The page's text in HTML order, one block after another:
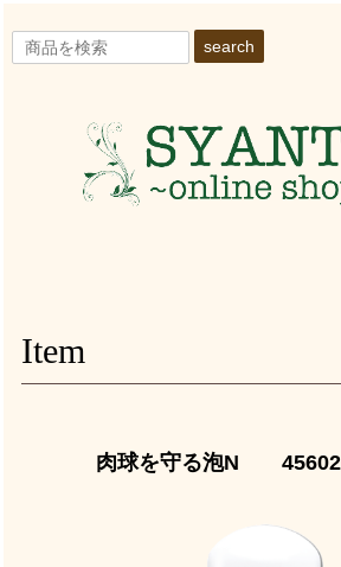
search
Item
肉球を守る泡N